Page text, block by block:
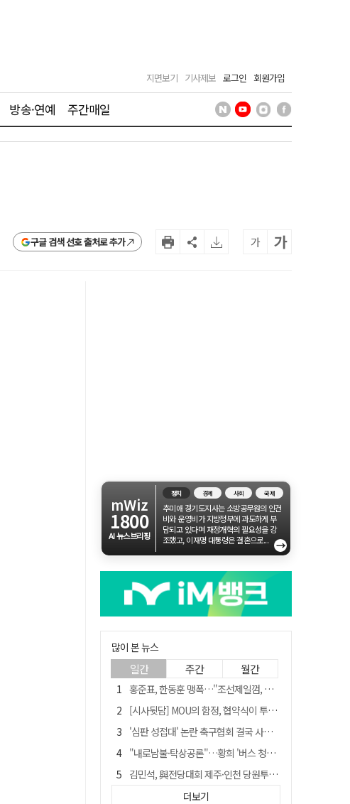
지면보기 기사제보 로그인 회원가입
방송·연예 주간매일
구글 검색 선호 출처로 추가 가 가
mWiz
1800
AI 뉴스브리핑
정치 경제 사회 국제
추미애 경기도지사는 소방공무원의 인건
비와 운영비가 지방정부에 과도하게 부
담되고 있다며 재정개혁의 필요성을 강
조했고, 이재명 대통령은 결혼으로...
→
많이 본 뉴스
일간 주간 월간
홍준표, 한동훈 맹폭…"조선제일껌, 권력에 살고 권력에 죽었다"
[시사뒷담] MOU의 함정, 협약식이 투자 확정은 아니긴 해
'심판 성접대' 논란 축구협회 결국 사과…"깊이 반성, 쇄신하겠다"
"내로남불·탁상공론"…황희 '버스 청년주택' 제안에 與 내부서도 쓴소리
김민석, 與전당대회 제주·인천 당원투표서 승리…누적 득표는 '초박빙'
"경로당 통장에 비밀번호가 적혀 있다"…전국 돌며 경로당 13곳 턴 30대 구속
더보기